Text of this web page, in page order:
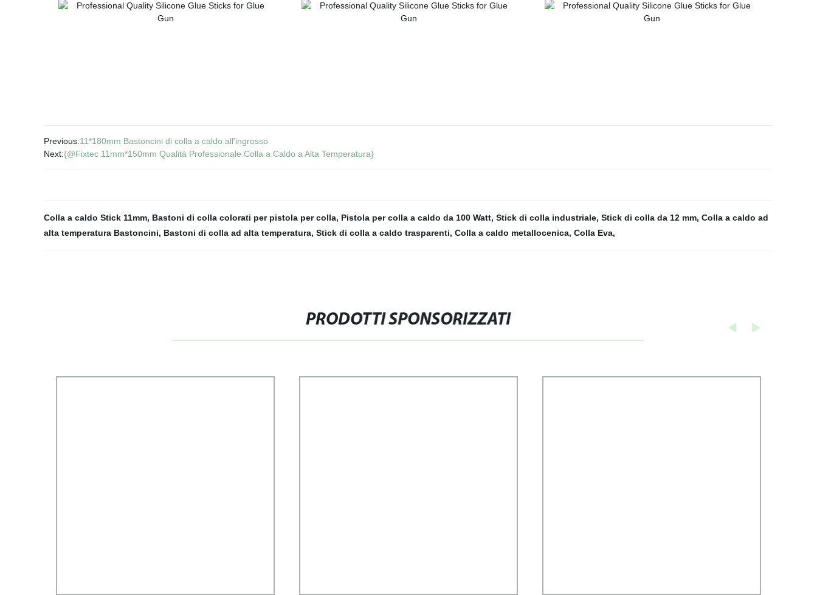
Previous:11*180mm Bastoncini di colla a caldo all′ingrosso
Next:{@Fixtec 11mm*150mm Qualità Professionale Colla a Caldo a Alta Temperatura}
Colla a caldo Stick 11mm, Bastoni di colla colorati per pistola per colla, Pistola per colla a caldo da 100 Watt, Stick di colla industriale, Stick di colla da 12 mm, Colla a caldo ad
alta temperatura Bastoncini, Bastoni di colla ad alta temperatura, Stick di colla a caldo trasparenti, Colla a caldo metallocenica, Colla Eva,
PRODOTTI SPONSORIZZATI